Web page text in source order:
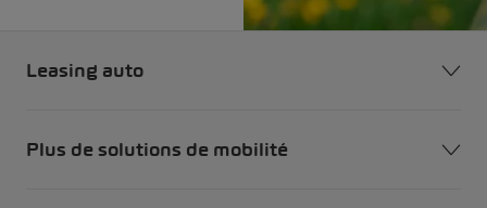
Leasing auto
Plus de solutions de mobilité